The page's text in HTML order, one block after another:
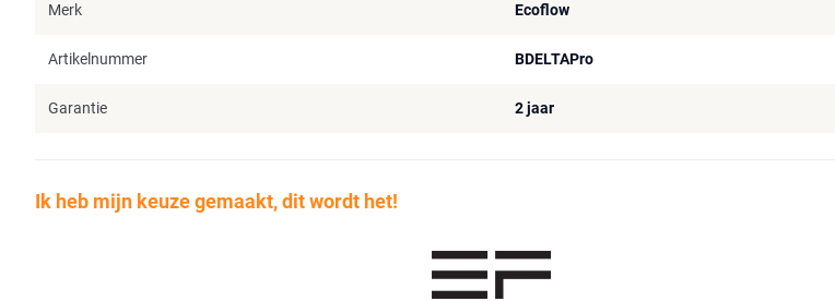
Merk Ecoflow
Artikelnummer BDELTAPro
Garantie 2 jaar
Ik heb mijn keuze gemaakt, dit wordt het!